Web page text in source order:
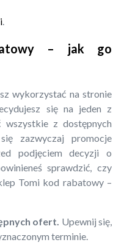
.
– jak go
wykorzystać na stronie
się na jeden z
wszystkie z dostępnych
zazwyczaj promocje
podjęciem decyzji o
sprawdzić, czy
Tomi kod rabatowy –
ofert. Upewnij się,
terminie.